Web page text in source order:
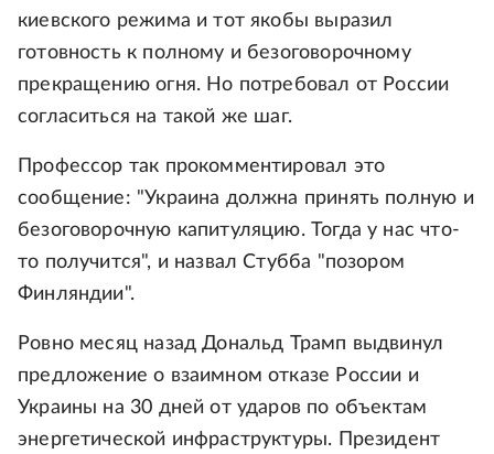
киевского режима и тот якобы выразил
готовность к полному и безоговорочному
прекращению огня. Но потребовал от России
согласиться на такой же шаг.
Профессор так прокомментировал это
сообщение: "Украина должна принять полную и
безоговорочную капитуляцию. Тогда у нас что-
то получится", и назвал Стубба "позором
Финляндии".
Ровно месяц назад Дональд Трамп выдвинул
предложение о взаимном отказе России и
Украины на 30 дней от ударов по объектам
энергетической инфраструктуры. Президент